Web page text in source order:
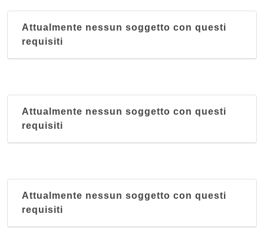
Attualmente nessun soggetto con questi
requisiti
Attualmente nessun soggetto con questi
requisiti
Attualmente nessun soggetto con questi
requisiti